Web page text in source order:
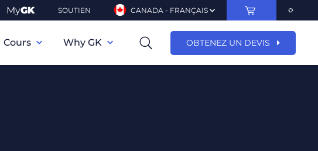
MyGK SOUTIEN CANADA - FRANÇAIS
principale
Cours Why GK OBTENEZ UN DEVIS